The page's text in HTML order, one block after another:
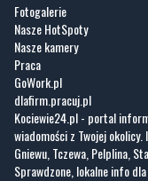
Fotogalerie
Nasze HotSpoty
Nasze kamery
Praca
GoWork.pl
dlafirm.pracuj.pl
Kociewie24.pl - portal
wiadomości z Twojej
Gniewu, Tczewa, Pelplina,
Sprawdzone, lokalne info